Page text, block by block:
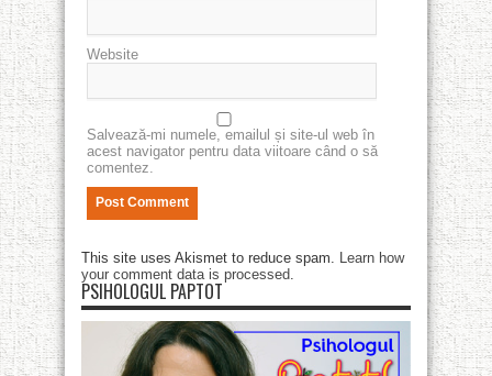
Website
Salvează-mi numele, emailul și site-ul web în
acest navigator pentru data viitoare când o să
comentez.
This site uses Akismet to reduce spam.
Learn how
your comment data is processed
PSIHOLOGUL PAPTOT